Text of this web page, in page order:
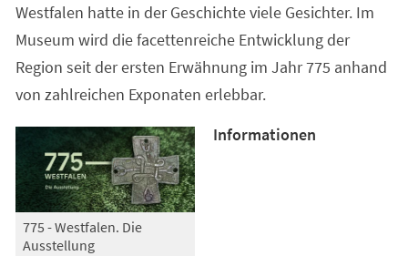
neuen
Westfalen hatte in der Geschichte viele Gesichter. Im
Museum wird die facettenreiche Entwicklung der
Region seit der ersten Erwähnung im Jahr 775 anhand
von zahlreichen Exponaten erlebbar.
775 - Westfalen. Die
Ausstellung
Informationen